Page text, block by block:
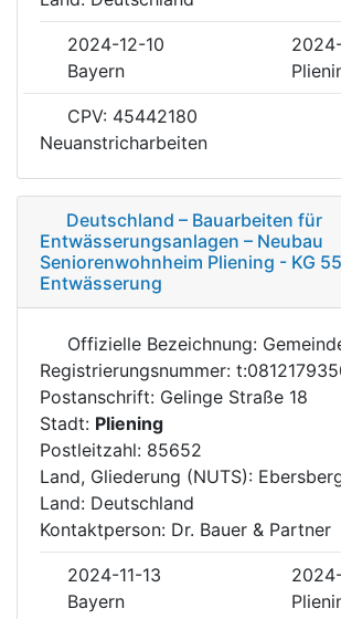
2024-12-10
Bayern
CPV: 45442180
Neuanstricharbeiten
Deutschland – Bauarbeiten für
Entwässerungsanlagen – Neubau
Seniorenwohnheim Pliening - KG
Entwässerung
Offizielle Bezeichnung:
Registrierungsnummer:
Postanschrift: Gelinge Straße 18
Stadt: Pliening
Postleitzahl: 85652
Land, Gliederung (NUTS):
Land: Deutschland
Kontaktperson: Dr. Bauer & Partner
2024-11-13
Bayern